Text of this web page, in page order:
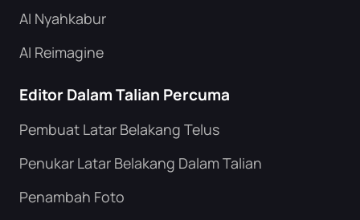
AI Nyahkabur
AI Reimagine
Editor Dalam Talian Percuma
Pembuat Latar Belakang Telus
Penukar Latar Belakang Dalam Talian
Penambah Foto